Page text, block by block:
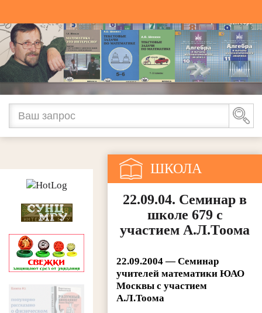
ШКОЛА
(СТАТЬИ)
22.09.04. Семинар в
школе 679 с
участием А.Л.Тоома
22.09.2004 — Семинар
учителей математики ЮАО
Москвы с участием
А.Л.Тоома